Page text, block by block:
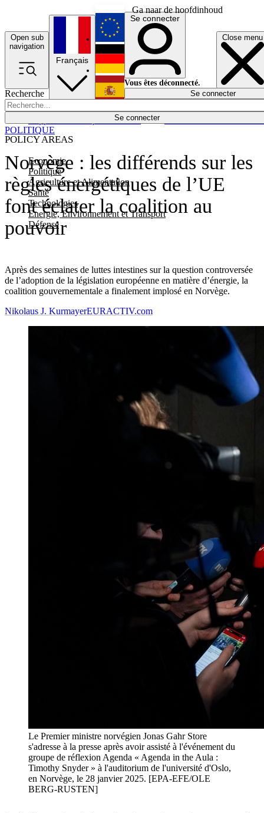
Ga naar de hoofdinhoud
Open sub
navigation
Close menu
Recherche
Se connecter
POLICY AREAS
Economie
Politique
Agriculture et Alimentation
Santé
Technologies
Energie, Environnement et Transport
Défense
Économie
Français
English
Deutsch
Español
Se connecter
Vous êtes déconnecté.
Se connecter
Norvège : les différends sur les
règles énergétiques de l’UE
font éclater la coalition au
pouvoir
Après des semaines de luttes intestines sur la question controversée
de l’adoption de la législation européenne en matière d’énergie, la
coalition gouvernementale a finalement implosé en Norvège.
POLITIQUE
Nikolaus J. KurmayerEURACTIV.com
Le Premier ministre norvégien Jonas Gahr Store
s'adresse à la presse après avoir assisté à l'événement du
groupe de réflexion Agenda « Agenda in the Aula :
Timothy Snyder » à l'auditorium de l'université d'Oslo,
en Norvège, le 28 janvier 2025. [EPA-EFE/OLE
BERG-RUSTEN]